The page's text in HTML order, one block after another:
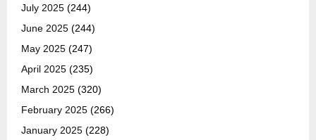
July 2025 (244)
June 2025 (244)
May 2025 (247)
April 2025 (235)
March 2025 (320)
February 2025 (266)
January 2025 (228)